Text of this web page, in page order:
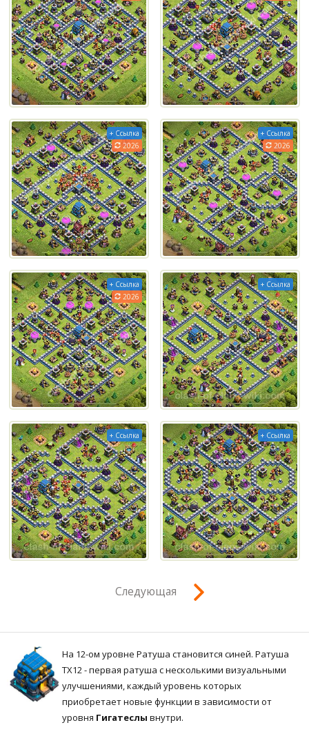
+ Ссылка
2026
+ Ссылка
2026
+ Ссылка
2026
+ Ссылка
+ Ссылка + Ссылка
Следующая
На 12-ом уровне Ратуша становится синей. Ратуша
ТХ12 - первая ратуша с несколькими визуальными
улучшениями, каждый уровень которых
приобретает новые функции в зависимости от
уровня Гигатеслы внутри.